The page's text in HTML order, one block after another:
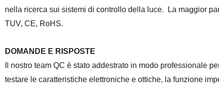
nella ricerca sui sistemi di controllo della luce. La maggior
TUV, CE, RoHS.
DOMANDE E RISPOSTE
Il nostro team QC è stato addestrato in modo professionale
testare le caratteristiche elettroniche e ottiche, la funzione